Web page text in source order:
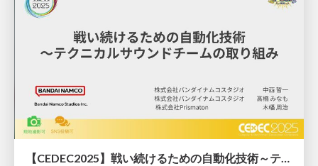
【CEDEC2025】戦い続けるための自動化技術～テクニカルサウンドチームの取り組み